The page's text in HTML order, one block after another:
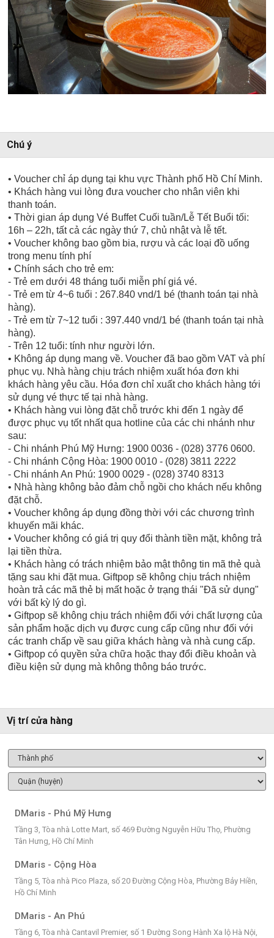
Chú ý
• Voucher chỉ áp dụng tại khu vực Thành phố Hồ Chí Minh.
• Khách hàng vui lòng đưa voucher cho nhân viên khi
thanh toán.
• Thời gian áp dụng Vé Buffet Cuối tuần/Lễ Tết Buổi tối:
16h – 22h, tất cả các ngày thứ 7, chủ nhật và lễ tết.
• Voucher không bao gồm bia, rượu và các loại đồ uống
trong menu tính phí
• Chính sách cho trẻ em:
- Trẻ em dưới 48 tháng tuổi miễn phí giá vé.
- Trẻ em từ 4~6 tuổi : 267.840 vnd/1 bé (thanh toán tại nhà
hàng).
- Trẻ em từ 7~12 tuổi : 397.440 vnd/1 bé (thanh toán tại nhà
hàng).
- Trên 12 tuổi: tính như người lớn.
• Không áp dụng mang về. Voucher đã bao gồm VAT và phí
phục vụ. Nhà hàng chịu trách nhiệm xuất hóa đơn khi
khách hàng yêu cầu. Hóa đơn chỉ xuất cho khách hàng tới
sử dụng vé thực tế tại nhà hàng.
• Khách hàng vui lòng đặt chỗ trước khi đến 1 ngày để
được phục vụ tốt nhất qua hotline của các chi nhánh như
sau:
- Chi nhánh Phú Mỹ Hưng: 1900 0036 - (028) 3776 0600.
- Chi nhánh Cộng Hòa: 1900 0010 - (028) 3811 2222
- Chi nhánh An Phú: 1900 0029 - (028) 3740 8313
• Nhà hàng không bảo đảm chỗ ngồi cho khách nếu không
đặt chỗ.
• Voucher không áp dụng đồng thời với các chương trình
khuyến mãi khác.
• Voucher không có giá trị quy đổi thành tiền mặt, không trả
lại tiền thừa.
• Khách hàng có trách nhiệm bảo mật thông tin mã thẻ quà
tặng sau khi đặt mua. Giftpop sẽ không chịu trách nhiệm
hoàn trả các mã thẻ bị mất hoặc ở trạng thái "Đã sử dụng"
với bất kỳ lý do gì.
• Giftpop sẽ không chịu trách nhiệm đối với chất lượng của
sản phẩm hoặc dịch vụ được cung cấp cũng như đối với
các tranh chấp về sau giữa khách hàng và nhà cung cấp.
• Giftpop có quyền sửa chữa hoặc thay đổi điều khoản và
điều kiện sử dụng mà không thông báo trước.
Vị trí cửa hàng
DMaris - Phú Mỹ Hưng
Tầng 3, Tòa nhà Lotte Mart, số 469 Đường Nguyễn Hữu Thọ, Phường
Tân Hưng, Hồ Chí Minh
DMaris - Cộng Hòa
Tầng 5, Tòa nhà Pico Plaza, số 20 Đường Cộng Hòa, Phường Bảy Hiền,
Hồ Chí Minh
DMaris - An Phú
Tầng 6, Tòa nhà Cantavil Premier, số 1 Đường Song Hành Xa lộ Hà Nội,